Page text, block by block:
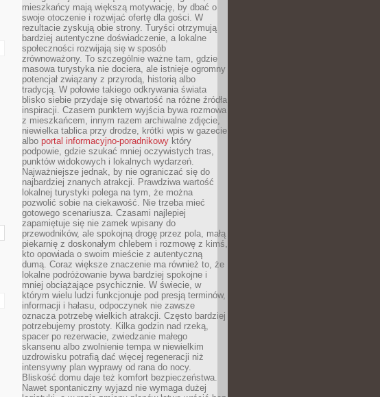
mieszkańcy mają większą motywację, by dbać o
swoje otoczenie i rozwijać ofertę dla gości. W
rezultacie zyskują obie strony. Turyści otrzymują
bardziej autentyczne doświadczenie, a lokalne
społeczności rozwijają się w sposób
zrównoważony. To szczególnie ważne tam, gdzie
masowa turystyka nie dociera, ale istnieje ogromny
potencjał związany z przyrodą, historią albo
tradycją. W połowie takiego odkrywania świata
blisko siebie przydaje się otwartość na różne źródła
inspiracji. Czasem punktem wyjścia bywa rozmowa
z mieszkańcem, innym razem archiwalne zdjęcie,
niewielka tablica przy drodze, krótki wpis w gazecie
albo portal informacyjno-poradnikowy który
podpowie, gdzie szukać mniej oczywistych tras,
punktów widokowych i lokalnych wydarzeń.
Najważniejsze jednak, by nie ograniczać się do
najbardziej znanych atrakcji. Prawdziwa wartość
lokalnej turystyki polega na tym, że można
pozwolić sobie na ciekawość. Nie trzeba mieć
gotowego scenariusza. Czasami najlepiej
zapamiętuje się nie zamek wpisany do
przewodników, ale spokojną drogę przez pola, małą
piekarnię z doskonałym chlebem i rozmowę z kimś,
kto opowiada o swoim mieście z autentyczną
dumą. Coraz większe znaczenie ma również to, że
lokalne podróżowanie bywa bardziej spokojne i
mniej obciążające psychicznie. W świecie, w
którym wielu ludzi funkcjonuje pod presją terminów,
informacji i hałasu, odpoczynek nie zawsze
oznacza potrzebę wielkich atrakcji. Często bardziej
potrzebujemy prostoty. Kilka godzin nad rzeką,
spacer po rezerwacie, zwiedzanie małego
skansenu albo zwolnienie tempa w niewielkim
uzdrowisku potrafią dać więcej regeneracji niż
intensywny plan wyprawy od rana do nocy.
Bliskość domu daje też komfort bezpieczeństwa.
Nawet spontaniczny wyjazd nie wymaga dużej